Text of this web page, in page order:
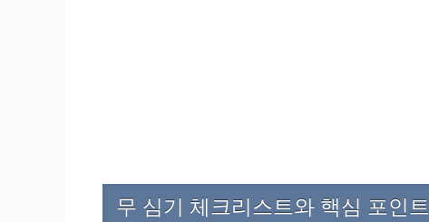
무 심기 체크리스트와 핵심 포인트